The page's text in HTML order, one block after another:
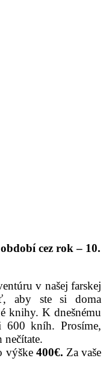
cez rok – 10.
v našej farskej
aby ste si doma
knihy. K dnešnému
kníh. Prosíme,
nečítate.
výške400€. Za vaše